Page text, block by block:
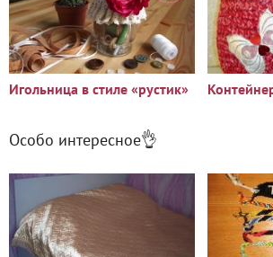
Игольница в стиле «рустик»
Особо интересное👌